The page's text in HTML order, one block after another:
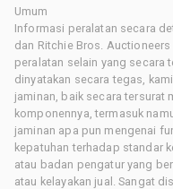
Umum
Informasi peralatan secara
dan Ritchie Bros.
peralatan selain yang secara
dinyatakan secara tegas,
jaminan, baik secara tersurat
komponennya, termasuk
jaminan apa pun mengenai
kepatuhan terhadap standar
atau badan pengatur yang
atau kelayakan jual. Sangat